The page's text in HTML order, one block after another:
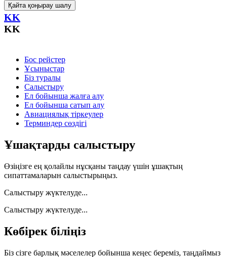
Қайта қоңырау шалу
KK
KK
Бос рейстер
Ұсыныстар
Біз туралы
Салыстыру
Ел бойынша жалға алу
Ел бойынша сатып алу
Авиациялық тіркеулер
Терминдер сөздігі
Ұшақтарды салыстыру
Өзіңізге ең қолайлы нұсқаны таңдау үшін ұшақтың
сипаттамаларын салыстырыңыз.
Салыстыру жүктелуде...
Салыстыру жүктелуде...
Көбірек біліңіз
Біз сізге барлық мәселелер бойынша кеңес береміз, таңдаймыз